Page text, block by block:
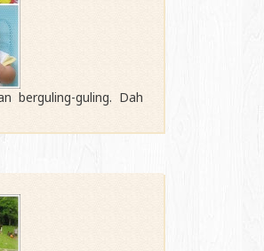
berguling-guling. Dah